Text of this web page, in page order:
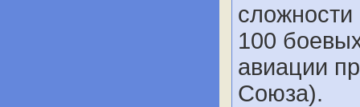
100
авиации
Союза).